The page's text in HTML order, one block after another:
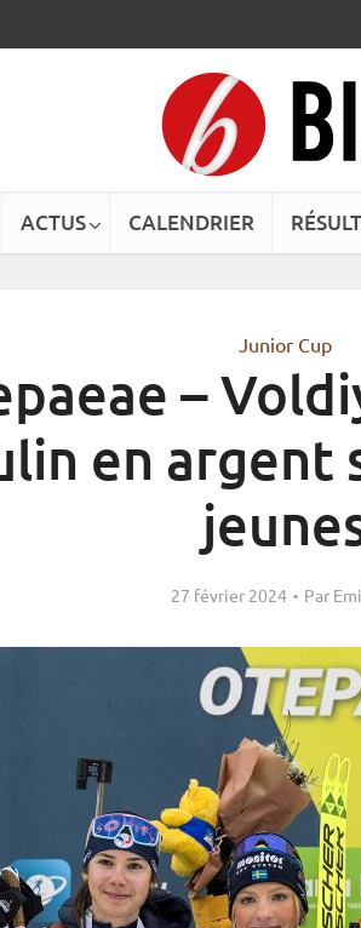
ACTUS CALENDRIER
Junior Cup
–
en argent
27 février 2024 Par